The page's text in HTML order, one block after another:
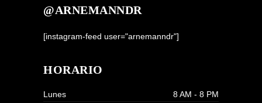
@ARNEMANNDR
[instagram-feed user="arnemanndr"]
HORARIO
Lunes
8 AM - 8 PM